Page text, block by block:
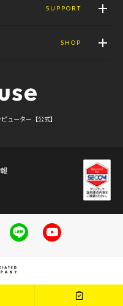
SUPPORT
SHOP
ューター【公式】